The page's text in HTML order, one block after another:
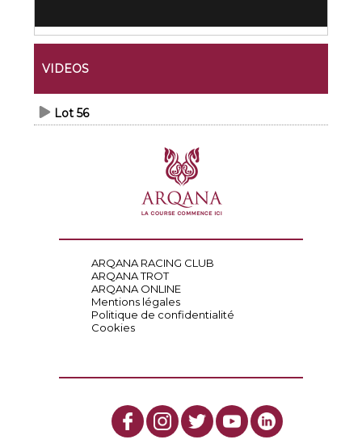
VIDEOS
Lot 56
ARQANA RACING CLUB
ARQANA TROT
ARQANA ONLINE
Mentions légales
Politique de confidentialité
Cookies